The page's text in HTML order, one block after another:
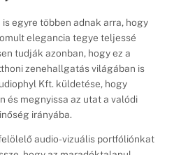
egyre többen adnak arra, hogy
elegancia tegye teljessé
tudják azonban, hogy ez a
zenehallgatás világában is
Kft. küldetése, hogy
és megnyissa az utat a valódi
irányába.
audio-vizuális portfóliónkat